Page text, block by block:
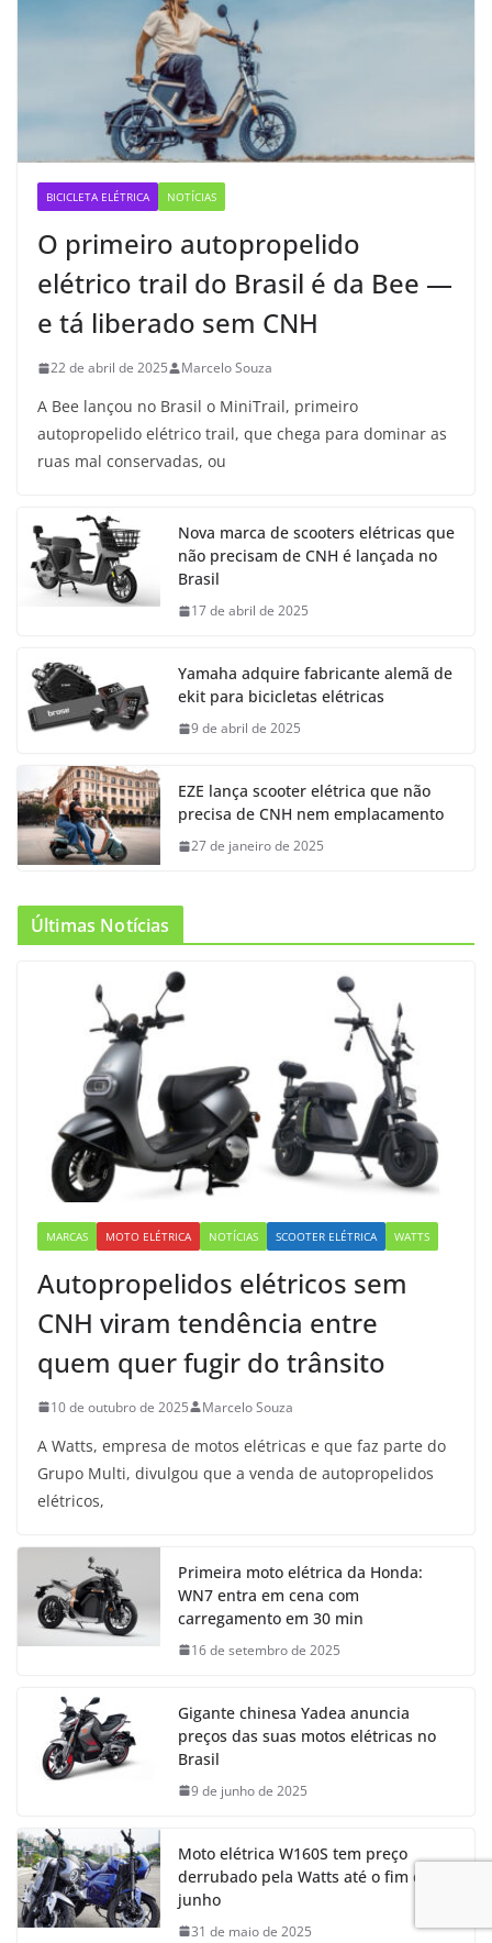
BICICLETA ELÉTRICA NOTÍCIAS
O primeiro autopropelido
elétrico trail do Brasil é da Bee —
e tá liberado sem CNH
22 de abril de 2025 Marcelo Souza
A Bee lançou no Brasil o MiniTrail, primeiro
autopropelido elétrico trail, que chega para dominar as
ruas mal conservadas, ou
Nova marca de scooters elétricas que
não precisam de CNH é lançada no
Brasil
17 de abril de 2025
Yamaha adquire fabricante alemã de
ekit para bicicletas elétricas
9 de abril de 2025
EZE lança scooter elétrica que não
precisa de CNH nem emplacamento
27 de janeiro de 2025
Últimas Notícias
MARCAS MOTO ELÉTRICA NOTÍCIAS SCOOTER ELÉTRICA WATTS
Autopropelidos elétricos sem
CNH viram tendência entre
quem quer fugir do trânsito
10 de outubro de 2025 Marcelo Souza
A Watts, empresa de motos elétricas e que faz parte do
Grupo Multi, divulgou que a venda de autopropelidos
elétricos,
Primeira moto elétrica da Honda:
WN7 entra em cena com
carregamento em 30 min
16 de setembro de 2025
Gigante chinesa Yadea anuncia
preços das suas motos elétricas no
Brasil
9 de junho de 2025
Moto elétrica W160S tem preço
derrubado pela Watts até o fim de
junho
31 de maio de 2025